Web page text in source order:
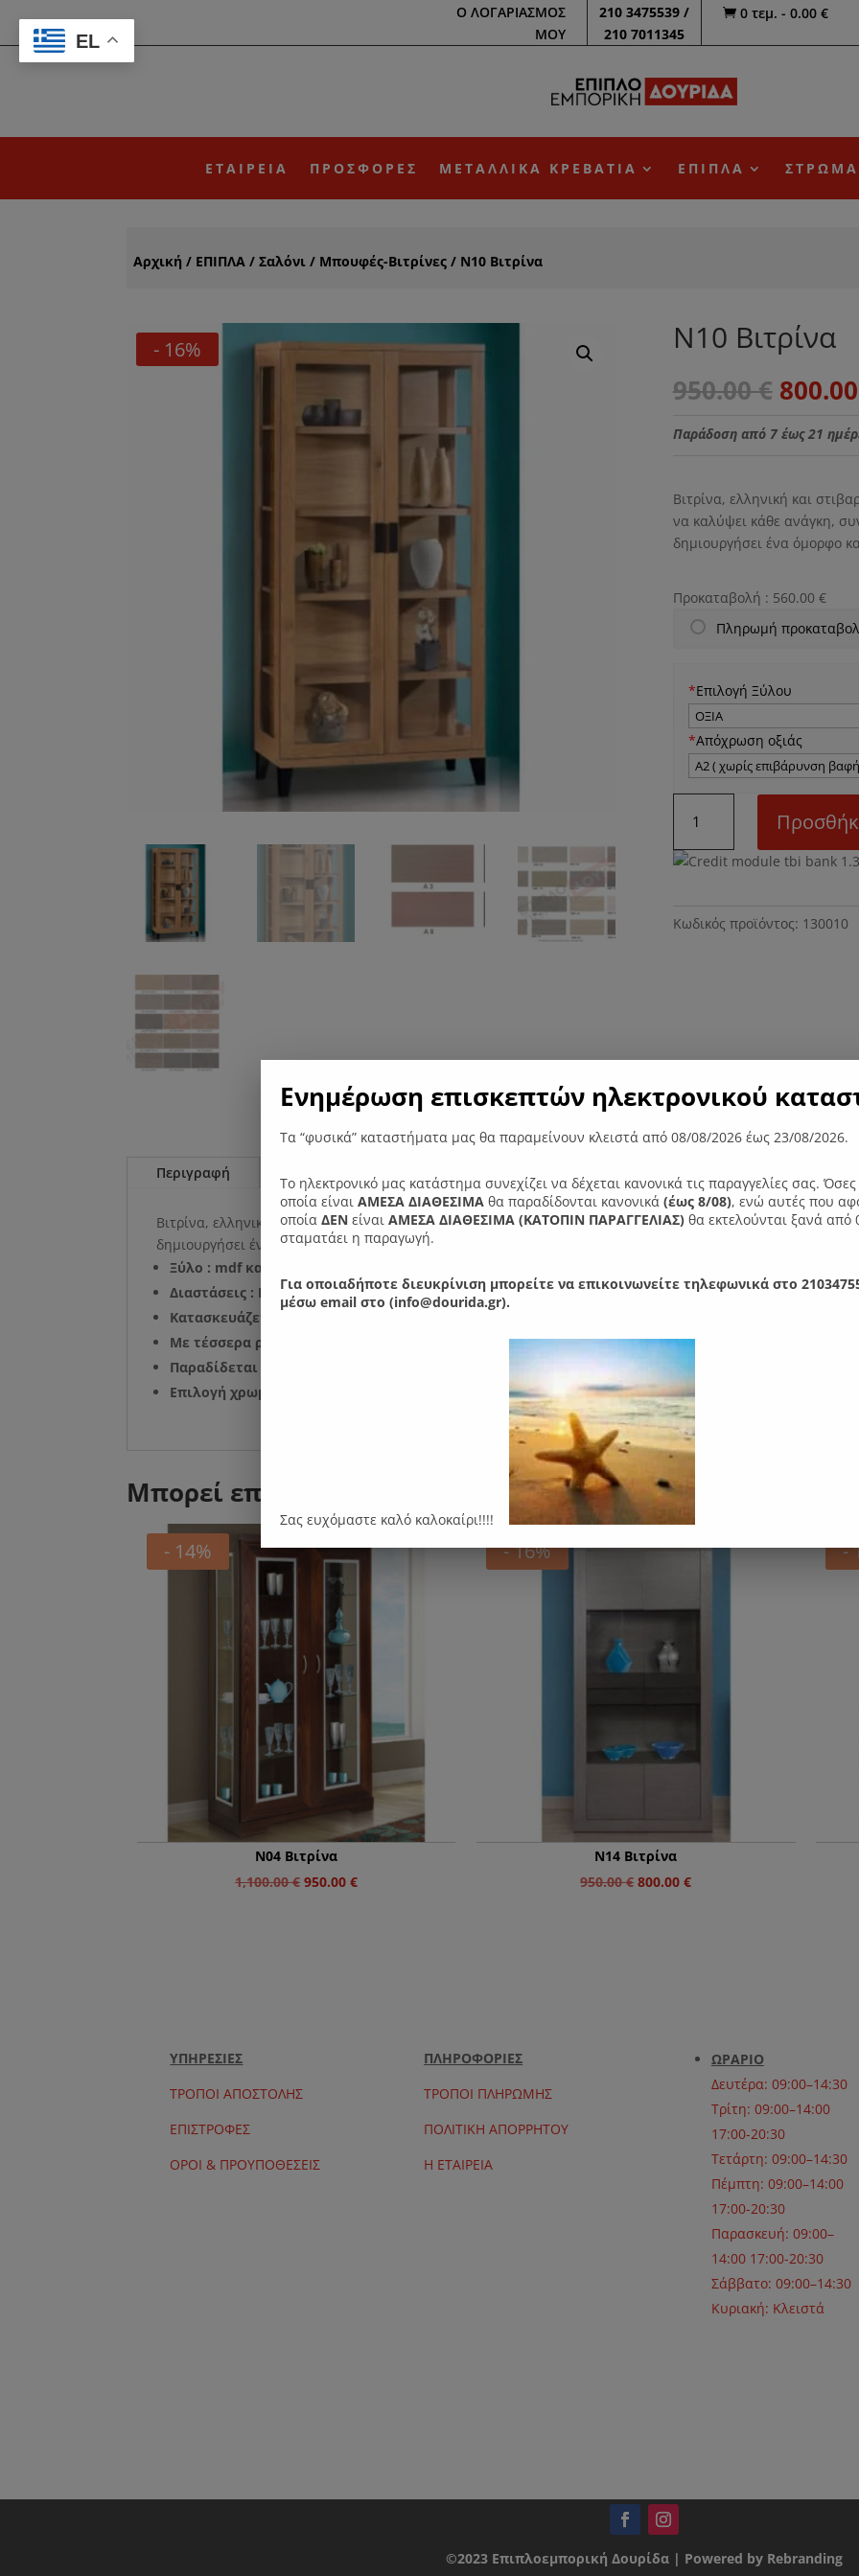
Ο ΛΟΓΑΡΙΑΣΜΟΣ
ΜΟΥ
210 3475539 /
210 7011345
 0 τεμ. - 0.00 €
ΕΤΑΙΡΕΙΑ ΠΡΟΣΦΟΡΕΣ ΜΕΤΑΛΛΙΚΑ ΚΡΕΒΑΤΙΑ ΕΠΙΠΛΑ
Αρχική / ΕΠΙΠΛΑ / Σαλόνι / Μπουφές-Βιτρίνες / Ν10 Βιτρίνα
- 16% Ν10 Βιτρίνα
950.00€
price
was:
Παράδοση από 7 έως 21
Βιτρίνα, ελληνική και
να καλύψει κάθε ανάγκη,
δημιουργήσει ένα όμορφο
Προκαταβολή : 560.00 €
Πληρωμή
*Επιλογή Ξύλου
*Απόχρωση οξιάς
Βιτρίνα
ποσότητα
Κωδικός προϊόντος: 130010
Περιγραφή Επιπλέον πληροφορίες
Βιτρίνα, ελληνική και στιβαρή κατασκευή, με όμορφο και λιτό σχέδιο. Για να καλύψει κάθε ανάγκη,
δημιουργήσει ένα όμορφο καθιστικό.
Ξύλο : mdf καπλαμάς οξιάς, δρυς ή ρουστίκ.
Διαστάσεις : Πλάτος: 90 εκ. Ύψος : 190 εκ. Βάθος : 40 εκ.
Κατασκευάζεται σε ειδικές διαστάσεις.
Με τέσσερα ράφια
Παραδίδεται συναρμολογημένο.
Επιλογή χρωματικής απόχρωσης στο "λουστράρισμα".
Μπορεί επίσης να σας αρέσει…
- 14%
Ν04 Βιτρίνα
1,100.00€ Original
950.00€Η
- 16%
Ν14 Βιτρίνα
950.00€Original
800.00€Η
-
ΥΠΗΡΕΣΙΕΣ
ΤΡΟΠΟΙ ΑΠΟΣΤΟΛΗΣ
ΕΠΙΣΤΡΟΦΕΣ
ΟΡΟΙ & ΠΡΟΥΠΟΘΕΣΕΙΣ
ΠΛΗΡΟΦΟΡΙΕΣ
ΤΡΟΠΟΙ ΠΛΗΡΩΜΗΣ
ΠΟΛΙΤΙΚΗ ΑΠΟΡΡΗΤΟΥ
Η ΕΤΑΙΡΕΙΑ
ΩΡΑΡΙΟ
Δευτέρα: 09:00–14:30
Τρίτη: 09:00–14:00
17:00-20:30
Τετάρτη: 09:00–14:30
Πέμπτη: 09:00–14:00
17:00-20:30
Παρασκευή: 09:00–
14:00 17:00-20:30
Σάββατο: 09:00–14:30
Κυριακή: Κλειστά
©2023 Επιπλοεμπορική Δουρίδα | Powered by Rebranding
EL
Ενημέρωση επισκεπτών ηλεκτρονικού
Τα “φυσικά” καταστήματα μας θα παραμείνουν κλειστά από 08/08/2026 έως 23/08/2026.
Το ηλεκτρονικό μας κατάστημα συνεχίζει να δέχεται κανονικά τις παραγγελίες σας.
οποία είναι ΑΜΕΣΑ ΔΙΑΘΕΣΙΜΑ θα παραδίδονται κανονικά (έως 8/08), ενώ αυτές που
οποία ΔΕΝ είναι ΑΜΕΣΑ ΔΙΑΘΕΣΙΜΑ (ΚΑΤΟΠΙΝ ΠΑΡΑΓΓΕΛIΑΣ) θα εκτελούνται ξανά
σταματάει η παραγωγή.
Για οποιαδήποτε διευκρίνιση μπορείτε να επικοινωνείτε τηλεφωνικά στο
μέσω email στο (info@dourida.gr).
Σας ευχόμαστε καλό καλοκαίρι!!!!